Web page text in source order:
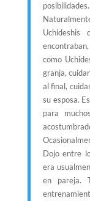
posibilidades.
como
granja,
al final,
su esposa.
para
Dojo entre
era
en pareja.